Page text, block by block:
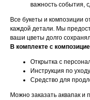
важность события,
Все букеты и композиции
каждой детали. Мы
ваши цветы долго
В комплекте с
Открытка с
Инструкция по
Средство для
Можно заказать аквапак и